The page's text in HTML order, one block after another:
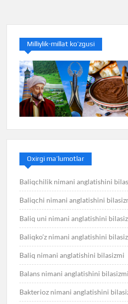
Milliylik-millat ko’zgusi
Oxirgi ma’lumotlar
Baliqchilik nimani anglatishini
Baliqchi nimani anglatishini
Baliq uni nimani anglatishini
Baliqko’z nimani anglatishini
Baliq nimani anglatishini bilasizmi
Balans nimani anglatishini bilasizmi
Bakterioz nimani anglatishini